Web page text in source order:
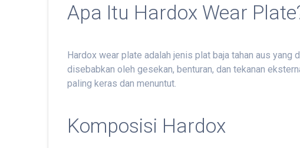
Apa Itu Hardox Wear
Hardox wear plate adalah jenis plat baja tahan aus yang
disebabkan oleh gesekan, benturan, dan tekanan
paling keras dan menuntut.
Komposisi Hardox